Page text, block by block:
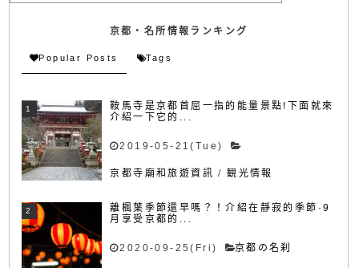
京都・名所情報ランキング
Popular Posts Tags
鞍馬寺是京都首屈一指的能量景點!下面就來
介紹一下它的...
2019-05-21(Tue)
京都寺廟和旅遊資訊 /観光情報
離楓葉季節還早嗎？！介紹在靜寂的季節·9
月享受京都的...
2020-09-25(Fri) 京都の名刹